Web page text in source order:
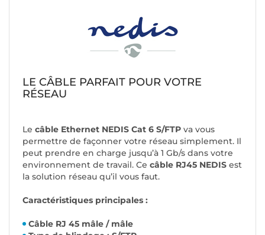
LE CÂBLE PARFAIT POUR VOTRE
RÉSEAU
Le câble Ethernet NEDIS Cat 6 S/FTP va vous
permettre de façonner votre réseau simplement. Il
peut prendre en charge jusqu’à 1 Gb/s dans votre
environnement de travail. Ce câble RJ45 NEDIS est
la solution réseau qu’il vous faut.
Caractéristiques principales :
Câble RJ 45 mâle / mâle